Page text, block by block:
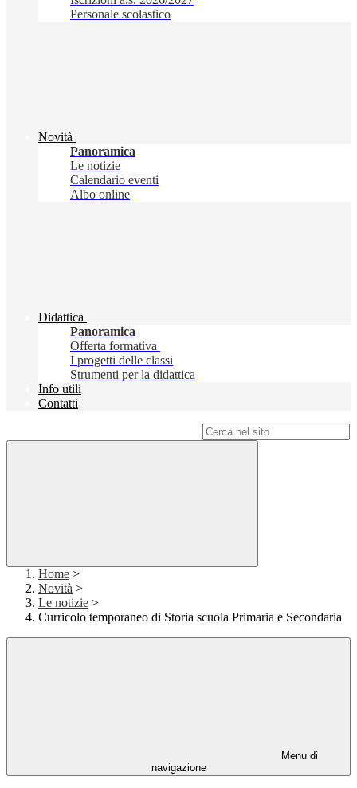
Personale scolastico
Novità
Panoramica
Le notizie
Calendario eventi
Albo online
Didattica
Panoramica
Offerta formativa
I progetti delle classi
Strumenti per la didattica
Info utili
Contatti
Home >
Novità >
Le notizie >
Curricolo temporaneo di Storia scuola Primaria e Secondaria
Menu di
navigazione